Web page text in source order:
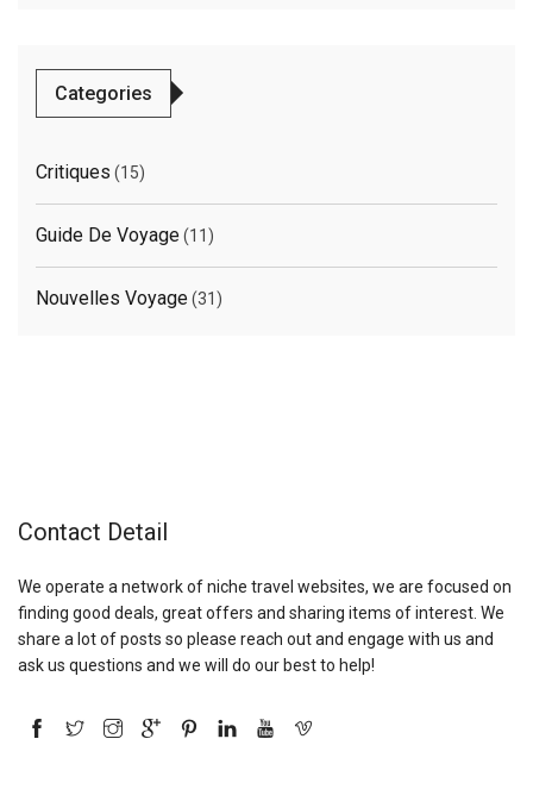
Categories
Critiques (15)
Guide De Voyage(11)
Nouvelles Voyage(31)
Contact Detail
We operate a network of niche travel websites, we are focused on
finding good deals, great offers and sharing items of interest. We
share a lot of posts so please reach out and engage with us and
ask us questions and we will do our best to help!